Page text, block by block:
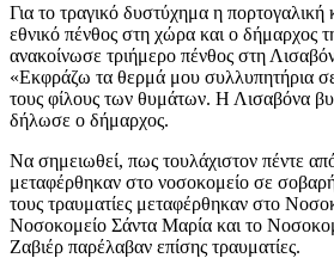
Για το τραγικό δυστύχημα η
εθνικό πένθος στη χώρα και ο δήμαρχος
ανακοίνωσε τριήμερο πένθος στη
«Εκφράζω τα θερμά μου συλλυπητήρια σε
τους φίλους των θυμάτων. Η Λισαβόνα
δήλωσε ο δήμαρχος.
Να σημειωθεί, πως τουλάχιστον πέντε
μεταφέρθηκαν στο νοσοκομείο σε
τους τραυματίες μεταφέρθηκαν στο
Νοσοκομείο Σάντα Μαρία και το
Ζαβιέρ παρέλαβαν επίσης τραυματίες.